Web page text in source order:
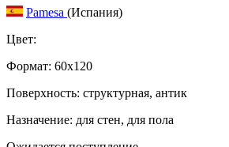
Pamesa (Испания)
Цвет:
Формат: 60x120
Поверхность: структурная, антик
Назначение: для стен, для пола